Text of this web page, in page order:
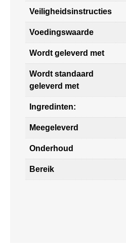
Veiligheidsinstructies
Voedingswaarde
Wordt geleverd met
Wordt standaard
geleverd met
Ingredinten:
Meegeleverd
Onderhoud
Bereik